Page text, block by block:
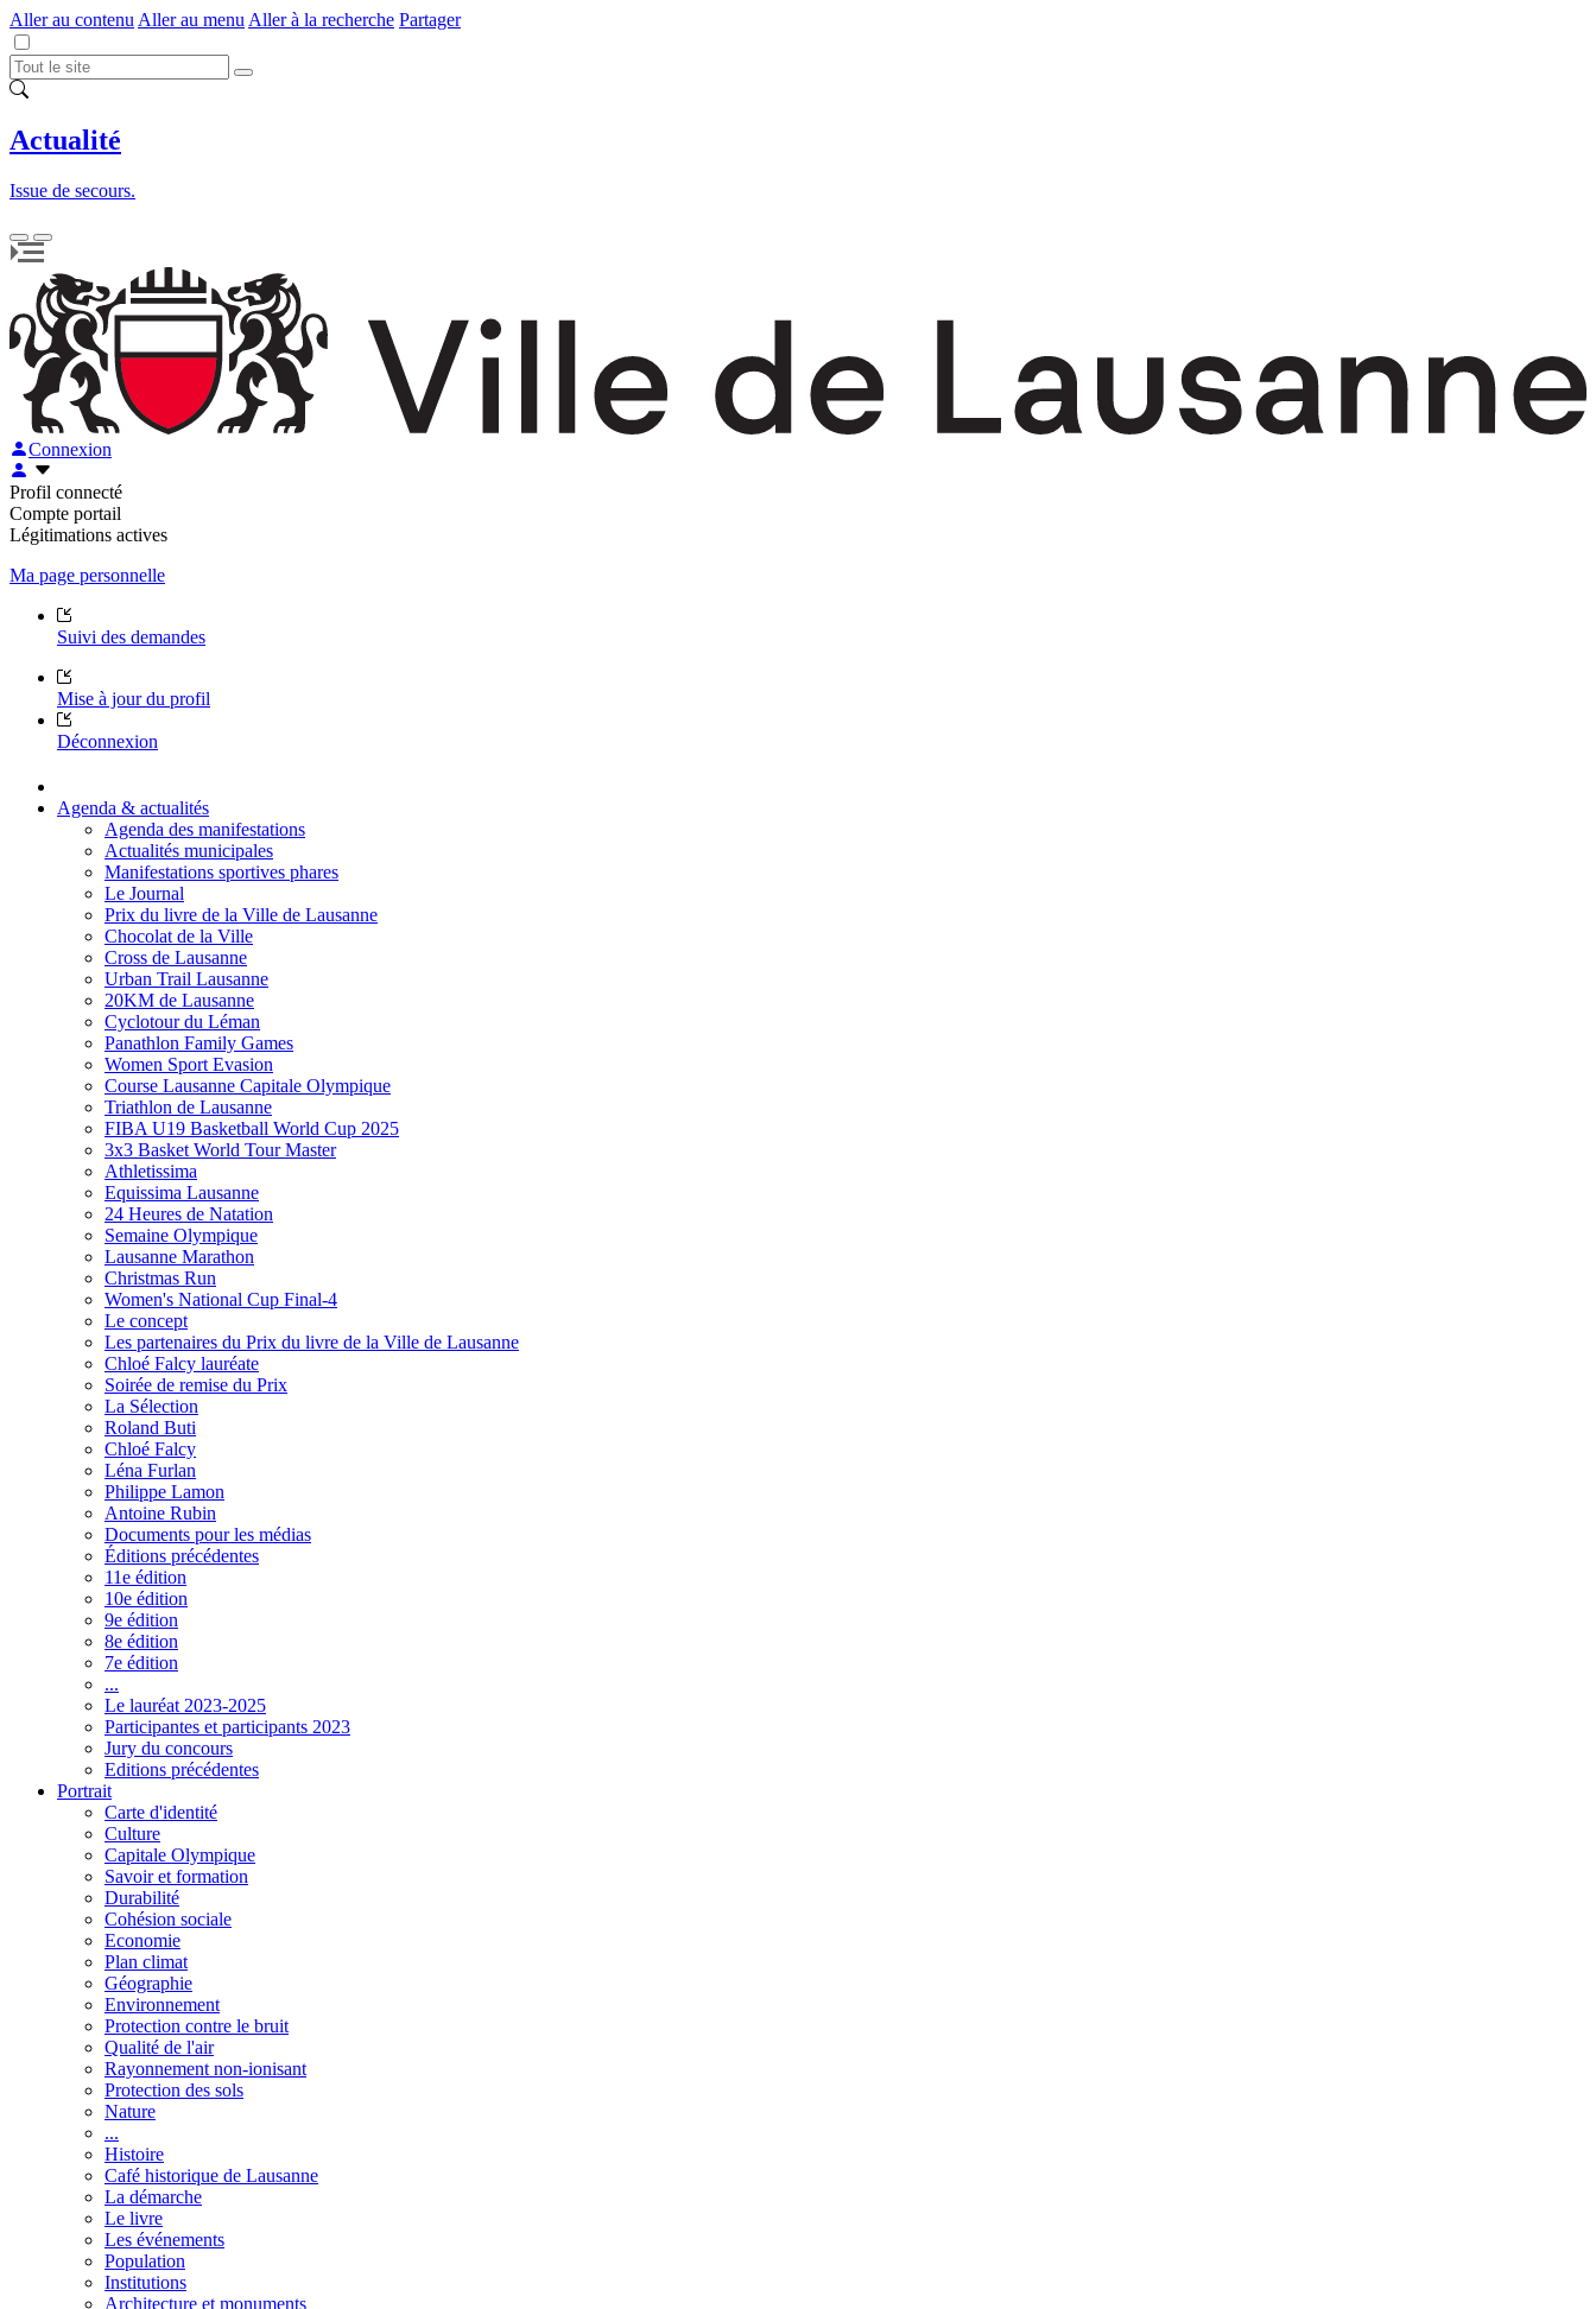
Aller au contenu Aller au menu Aller à la recherche Partager
Actualité
Issue de secours.
Connexion
Profil connecté
Compte portail
Légitimations actives
Ma page personnelle
Suivi des demandes
Mise à jour du profil
Déconnexion
Agenda & actualités
Agenda des manifestations
Actualités municipales
Manifestations sportives phares
Le Journal
Prix du livre de la Ville de Lausanne
Chocolat de la Ville
Cross de Lausanne
Urban Trail Lausanne
20KM de Lausanne
Cyclotour du Léman
Panathlon Family Games
Women Sport Evasion
Course Lausanne Capitale Olympique
Triathlon de Lausanne
FIBA U19 Basketball World Cup 2025
3x3 Basket World Tour Master
Athletissima
Equissima Lausanne
24 Heures de Natation
Semaine Olympique
Lausanne Marathon
Christmas Run
Women's National Cup Final-4
Le concept
Les partenaires du Prix du livre de la Ville de Lausanne
Chloé Falcy lauréate
Soirée de remise du Prix
La Sélection
Roland Buti
Chloé Falcy
Léna Furlan
Philippe Lamon
Antoine Rubin
Documents pour les médias
Éditions précédentes
11e édition
10e édition
9e édition
8e édition
7e édition
...
Le lauréat 2023-2025
Participantes et participants 2023
Jury du concours
Editions précédentes
Portrait
Carte d'identité
Culture
Capitale Olympique
Savoir et formation
Durabilité
Cohésion sociale
Economie
Plan climat
Géographie
Environnement
Protection contre le bruit
Qualité de l'air
Rayonnement non-ionisant
Protection des sols
Nature
...
Histoire
Café historique de Lausanne
La démarche
Le livre
Les événements
Population
Institutions
Architecture et monuments